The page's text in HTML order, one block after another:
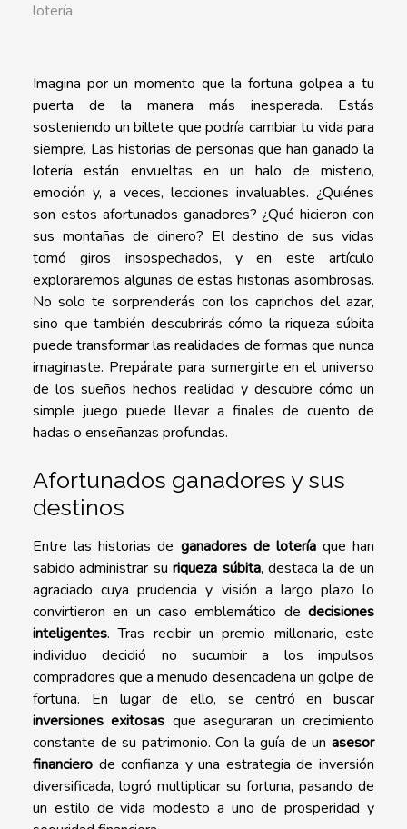
lotería
Imagina por un momento que la fortuna golpea a tu
puerta de la manera más inesperada. Estás
sosteniendo un billete que podría cambiar tu vida para
siempre. Las historias de personas que han ganado la
lotería están envueltas en un halo de misterio,
emoción y, a veces, lecciones invaluables. ¿Quiénes
son estos afortunados ganadores? ¿Qué hicieron con
sus montañas de dinero? El destino de sus vidas
tomó giros insospechados, y en este artículo
exploraremos algunas de estas historias asombrosas.
No solo te sorprenderás con los caprichos del azar,
sino que también descubrirás cómo la riqueza súbita
puede transformar las realidades de formas que nunca
imaginaste. Prepárate para sumergirte en el universo
de los sueños hechos realidad y descubre cómo un
simple juego puede llevar a finales de cuento de
hadas o enseñanzas profundas.
Afortunados ganadores y sus
destinos
Entre las historias de ganadores de loteríaque han
sabido administrar suriqueza súbita, destaca la de un
agraciado cuya prudencia y visión a largo plazo lo
convirtieron en un caso emblemático de decisiones
inteligentes. Tras recibir un premio millonario, este
individuo decidió no sucumbir a los impulsos
compradores que a menudo desencadena un golpe de
fortuna. En lugar de ello, se centró en buscar
inversiones exitosas que aseguraran un crecimiento
constante de su patrimonio. Con la guía de un asesor
financiero de confianza y una estrategia de inversión
diversificada, logró multiplicar su fortuna, pasando de
un estilo de vida modesto a uno de prosperidad y